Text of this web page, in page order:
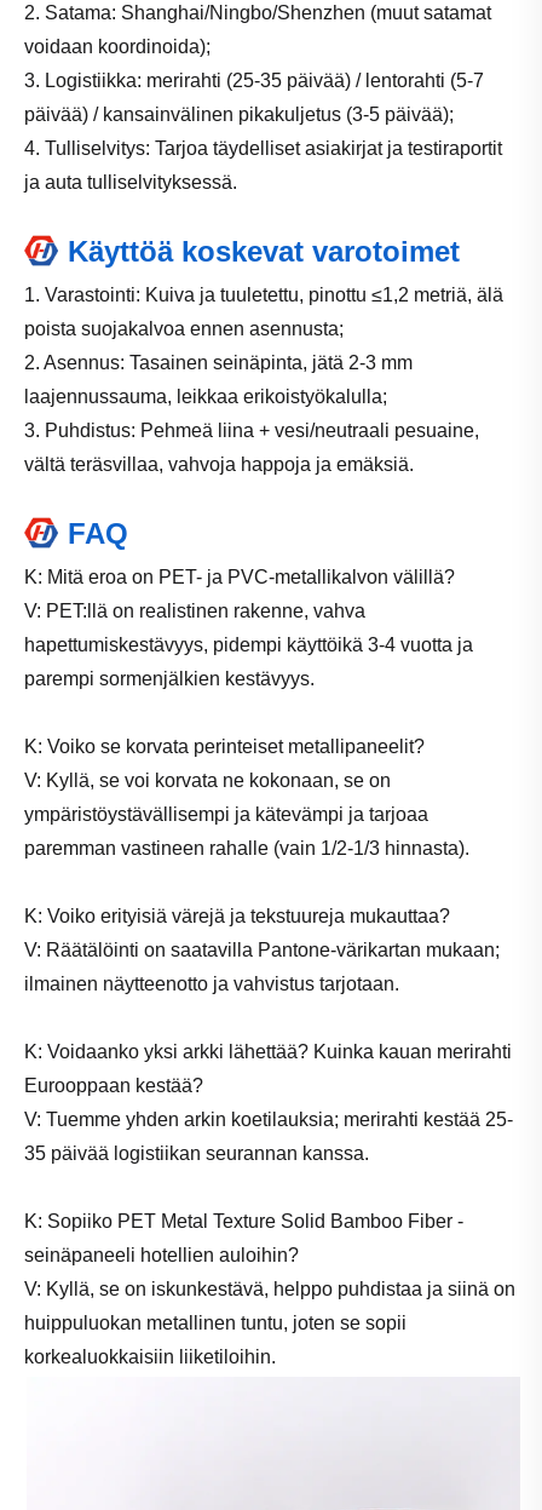
2. Satama: Shanghai/Ningbo/Shenzhen (muut satamat
voidaan koordinoida);
3. Logistiikka: merirahti (25-35 päivää) / lentorahti (5-7
päivää) / kansainvälinen pikakuljetus (3-5 päivää);
4. Tulliselvitys: Tarjoa täydelliset asiakirjat ja testiraportit
ja auta tulliselvityksessä.
Käyttöä koskevat varotoimet
1. Varastointi: Kuiva ja tuuletettu, pinottu ≤1,2 metriä, älä
poista suojakalvoa ennen asennusta;
2. Asennus: Tasainen seinäpinta, jätä 2-3 mm
laajennussauma, leikkaa erikoistyökalulla;
3. Puhdistus: Pehmeä liina + vesi/neutraali pesuaine,
vältä teräsvillaa, vahvoja happoja ja emäksiä.
FAQ
K: Mitä eroa on PET- ja PVC-metallikalvon välillä?
V: PET:llä on realistinen rakenne, vahva
hapettumiskestävyys, pidempi käyttöikä 3-4 vuotta ja
parempi sormenjälkien kestävyys.
K: Voiko se korvata perinteiset metallipaneelit?
V: Kyllä, se voi korvata ne kokonaan, se on
ympäristöystävällisempi ja kätevämpi ja tarjoaa
paremman vastineen rahalle (vain 1/2-1/3 hinnasta).
K: Voiko erityisiä värejä ja tekstuureja mukauttaa?
V: Räätälöinti on saatavilla Pantone-värikartan mukaan;
ilmainen näytteenotto ja vahvistus tarjotaan.
K: Voidaanko yksi arkki lähettää? Kuinka kauan merirahti
Eurooppaan kestää?
V: Tuemme yhden arkin koetilauksia; merirahti kestää 25-
35 päivää logistiikan seurannan kanssa.
K: Sopiiko PET Metal Texture Solid Bamboo Fiber -
seinäpaneeli hotellien auloihin?
V: Kyllä, se on iskunkestävä, helppo puhdistaa ja siinä on
huippuluokan metallinen tuntu, joten se sopii
korkealuokkaisiin liiketiloihin.